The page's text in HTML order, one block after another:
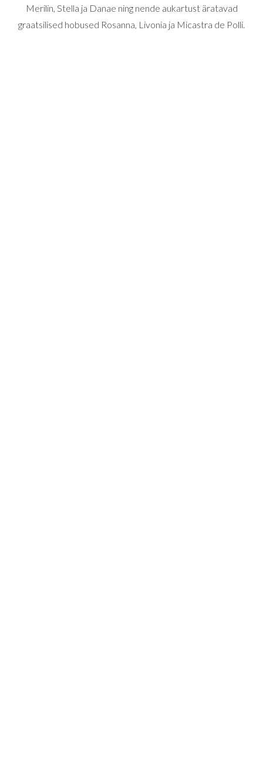
Merilin, Stella ja Danae ning nende aukartust äratavad
graatsilised hobused Rosanna, Livonia ja Micastra de Polli.